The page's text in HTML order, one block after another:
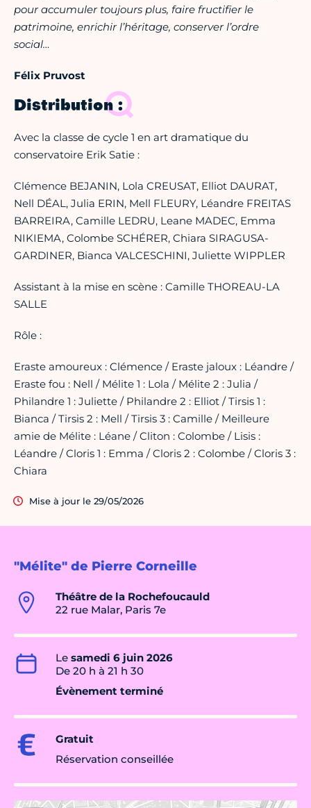
"Mélite" de Pierre Corneille
Théâtre de la Rochefoucauld
22 rue Malar, Paris 7e
Le samedi 6 juin 2026
De 20 h à 21 h 30
Évènement terminé
Gratuit
Réservation conseillée
pour accumuler toujours plus, faire fructifier le
patrimoine, enrichir l’héritage, conserver l’ordre
social…
Félix Pruvost
Distribution :
Avec la classe de cycle 1 en art dramatique du
conservatoire Erik Satie :
Clémence BEJANIN, Lola CREUSAT, Elliot DAURAT,
Nell DÉAL, Julia ERIN, Mell FLEURY, Léandre FREITAS
BARREIRA, Camille LEDRU, Leane MADEC, Emma
NIKIEMA, Colombe SCHÉRER, Chiara SIRAGUSA-
GARDINER, Bianca VALCESCHINI, Juliette WIPPLER
Assistant à la mise en scène : Camille THOREAU-LA
SALLE
Rôle :
Eraste amoureux : Clémence / Eraste jaloux : Léandre /
Eraste fou : Nell / Mélite 1 : Lola / Mélite 2 : Julia /
Philandre 1 : Juliette / Philandre 2 : Elliot / Tirsis 1 :
Bianca / Tirsis 2 : Mell / Tirsis 3 : Camille / Meilleure
amie de Mélite : Léane / Cliton : Colombe / Lisis :
Léandre / Cloris 1 : Emma / Cloris 2 : Colombe / Cloris 3 :
Chiara
Mise à jour le 29/05/2026